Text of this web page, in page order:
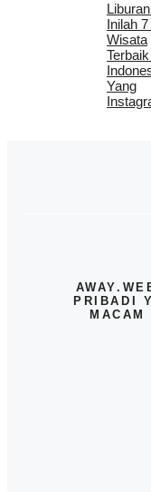
Inilah
Wisata
Yang
PRIBADI